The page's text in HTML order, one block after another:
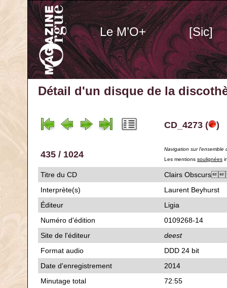
Le M’O+ [Sic]
Détail d'un disque de la
CD_4273 ( )
435 / 1024
Navigation sur
Les mentions soulignées
Titre du CD
Clairs
Interprète(s)
Laurent Beyhurst
Éditeur
Ligia
Numéro d'édition
0109268-14
Site de l'éditeur
deest
Format audio
DDD 24 bit
Date d'enregistrement
2014
Minutage total
72:55